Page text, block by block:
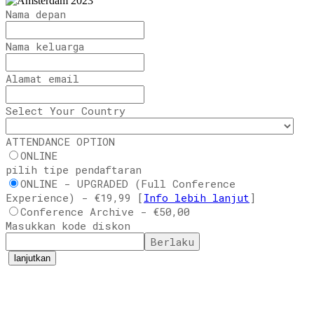
Nama depan
Nama keluarga
Alamat email
Select Your Country
ATTENDANCE OPTION
ONLINE
pilih tipe pendaftaran
ONLINE - UPGRADED (Full Conference
Experience) - €19,99 [ Info lebih lanjut ]
Conference Archive - €50,00
Masukkan kode diskon
Berlaku
lanjutkan